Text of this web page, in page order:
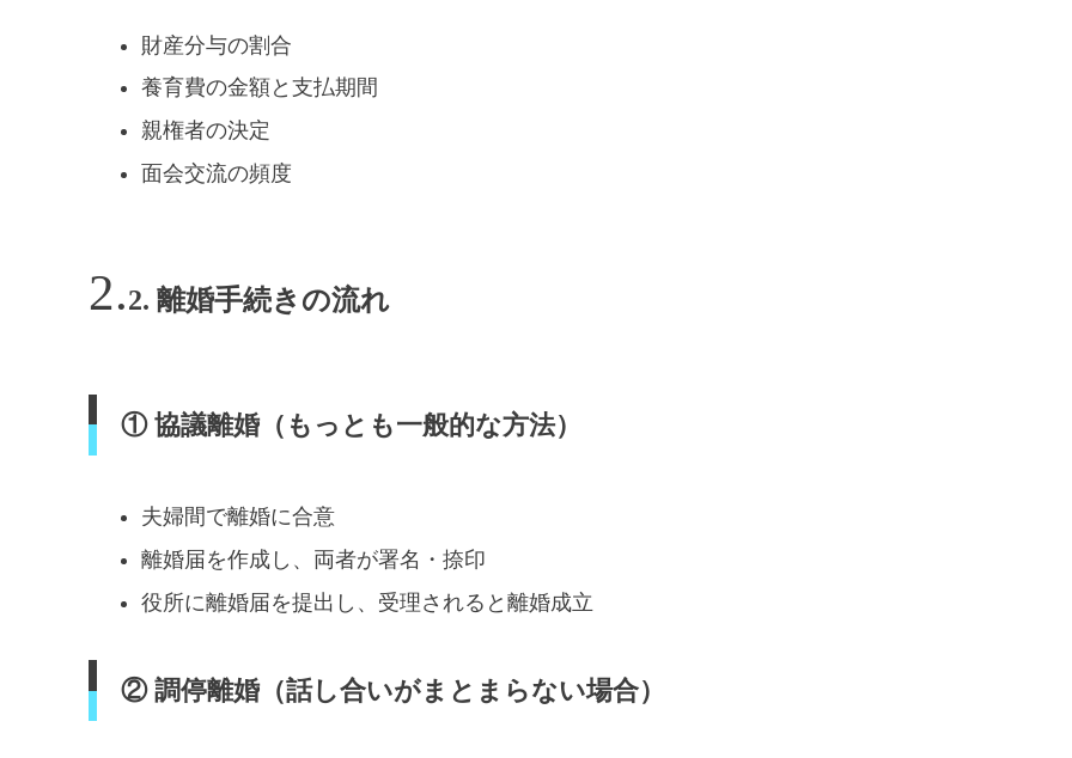
財産分与の割合
養育費の金額と支払期間
親権者の決定
面会交流の頻度
2. 離婚手続きの流れ
① 協議離婚（もっとも一般的な方法）
夫婦間で離婚に合意
離婚届を作成し、両者が署名・捺印
役所に離婚届を提出し、受理されると離婚成立
② 調停離婚（話し合いがまとまらない場合）